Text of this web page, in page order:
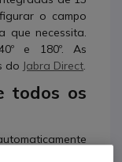
o campo
que necessita.
e 180º. As
do Jabra Direct.
todos os